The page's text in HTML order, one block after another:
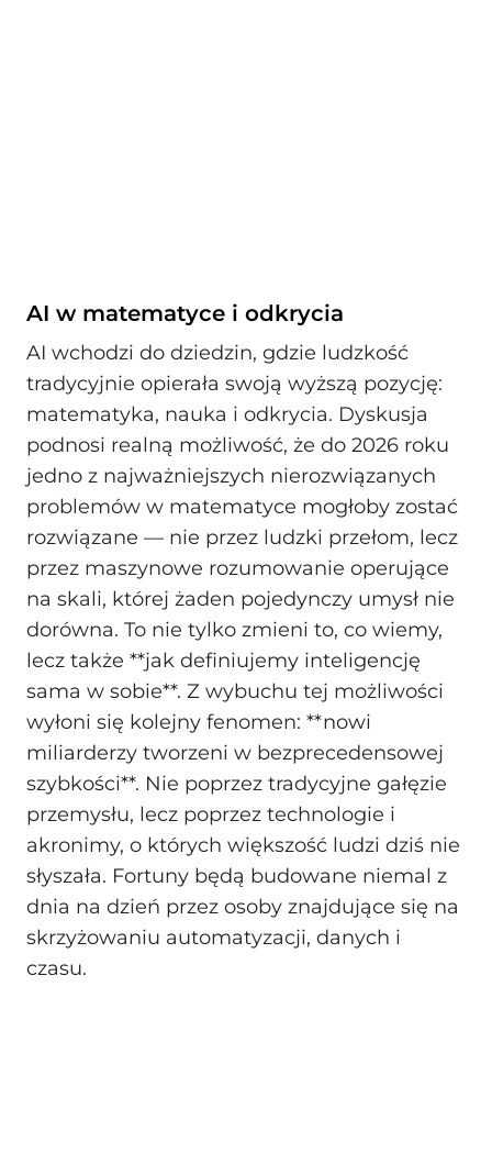
AI w matematyce i odkrycia
AI wchodzi do dziedzin, gdzie ludzkość
tradycyjnie opierała swoją wyższą pozycję:
matematyka, nauka i odkrycia. Dyskusja
podnosi realną możliwość, że do 2026 roku
jedno z najważniejszych nierozwiązanych
problemów w matematyce mogłoby zostać
rozwiązane — nie przez ludzki przełom, lecz
przez maszynowe rozumowanie operujące
na skali, której żaden pojedynczy umysł nie
dorówna. To nie tylko zmieni to, co wiemy,
lecz także **jak definiujemy inteligencję
sama w sobie**. Z wybuchu tej możliwości
wyłoni się kolejny fenomen: **nowi
miliarderzy tworzeni w bezprecedensowej
szybkości**. Nie poprzez tradycyjne gałęzie
przemysłu, lecz poprzez technologie i
akronimy, o których większość ludzi dziś nie
słyszała. Fortuny będą budowane niemal z
dnia na dzień przez osoby znajdujące się na
skrzyżowaniu automatyzacji, danych i
czasu.